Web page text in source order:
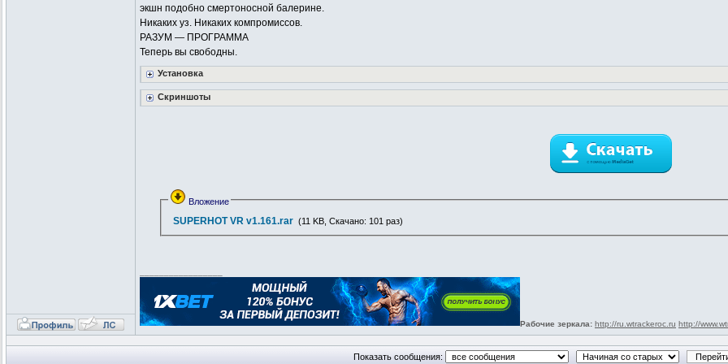
экшн подобно смертоносной балерине.
Никаких уз. Никаких компромиссов.
РАЗУМ — ПРОГРАММА
Теперь вы свободны.
Установка
Скриншоты
Вложение
SUPERHOT VR v1.161.rar (11 KB, Скачано: 101 раз)
Рабочие зеркала: http://ru.wtrackeroc.ru http://
Показать сообщения: